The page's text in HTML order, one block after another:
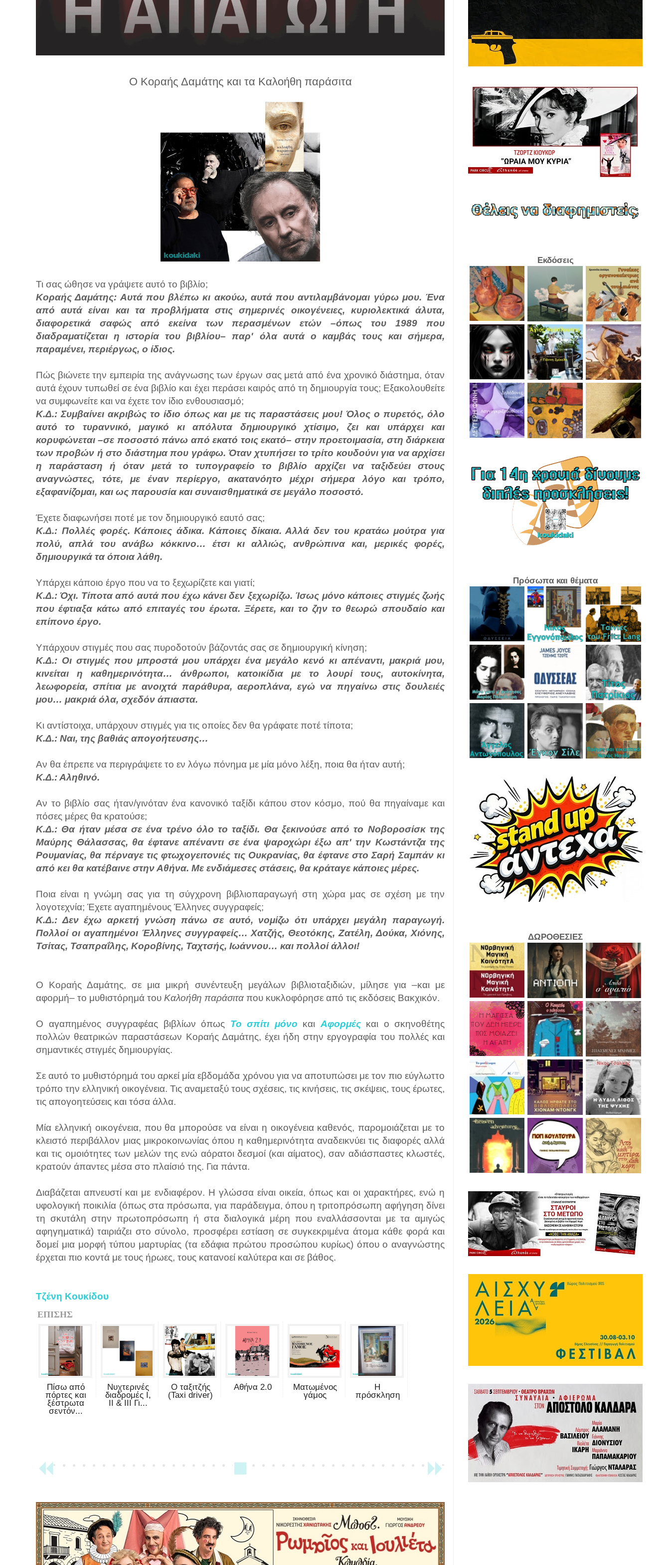
Ο Κοραής Δαμάτης και τα Καλοήθη παράσιτα
Τι σας ώθησε να γράψετε αυτό το βιβλίο;
Κοραής Δαμάτης: Αυτά που βλέπω κι ακούω, αυτά που αντιλαμβάνομαι γύρω μου. Ένα
από αυτά είναι και τα προβλήματα στις σημερινές οικογένειες, κυριολεκτικά άλυτα,
διαφορετικά σαφώς από εκείνα των περασμένων ετών –όπως του 1989 που
διαδραματίζεται η ιστορία του βιβλίου– παρ' όλα αυτά ο καμβάς τους και σήμερα,
παραμένει, περιέργως, ο ίδιος.
Πώς βιώνετε την εμπειρία της ανάγνωσης των έργων σας μετά από ένα χρονικό διάστημα, όταν
αυτά έχουν τυπωθεί σε ένα βιβλίο και έχει περάσει καιρός από τη δημιουργία τους; Εξακολουθείτε
να συμφωνείτε και να έχετε τον ίδιο ενθουσιασμό;
Κ.Δ.: Συμβαίνει ακριβώς το ίδιο όπως και με τις παραστάσεις μου! Όλος ο πυρετός, όλο
αυτό το τυραννικό, μαγικό κι απόλυτα δημιουργικό χτίσιμο, ζει και υπάρχει και
κορυφώνεται –σε ποσοστό πάνω από εκατό τοις εκατό– στην προετοιμασία, στη διάρκεια
των προβών ή στο διάστημα που γράφω. Όταν χτυπήσει το τρίτο κουδούνι για να αρχίσει
η παράσταση ή όταν μετά το τυπογραφείο το βιβλίο αρχίζει να ταξιδεύει στους
αναγνώστες, τότε, με έναν περίεργο, ακατανόητο μέχρι σήμερα λόγο και τρόπο,
εξαφανίζομαι, και ως παρουσία και συναισθηματικά σε μεγάλο ποσοστό.
Έχετε διαφωνήσει ποτέ με τον δημιουργικό εαυτό σας;
Κ.Δ.: Πολλές φορές. Κάποιες άδικα. Κάποιες δίκαια. Αλλά δεν του κρατάω μούτρα για
πολύ, απλά του ανάβω κόκκινο… έτσι κι αλλιώς, ανθρώπινα και, μερικές φορές,
δημιουργικά τα όποια λάθη.
Υπάρχει κάποιο έργο που να το ξεχωρίζετε και γιατί;
Κ.Δ.: Όχι. Τίποτα από αυτά που έχω κάνει δεν ξεχωρίζω. Ίσως μόνο κάποιες στιγμές ζωής
που έφτιαξα κάτω από επιταγές του έρωτα. Ξέρετε, και το ζην το θεωρώ σπουδαίο και
επίπονο έργο.
Υπάρχουν στιγμές που σας πυροδοτούν βάζοντάς σας σε δημιουργική κίνηση;
Κ.Δ.: Οι στιγμές που μπροστά μου υπάρχει ένα μεγάλο κενό κι απέναντι, μακριά μου,
κινείται η καθημερινότητα… άνθρωποι, κατοικίδια με το λουρί τους, αυτοκίνητα,
λεωφορεία, σπίτια με ανοιχτά παράθυρα, αεροπλάνα, εγώ να πηγαίνω στις δουλειές
μου… μακριά όλα, σχεδόν άπιαστα.
Κι αντίστοιχα, υπάρχουν στιγμές για τις οποίες δεν θα γράφατε ποτέ τίποτα;
Κ.Δ.: Ναι, της βαθιάς απογοήτευσης…
Αν θα έπρεπε να περιγράψετε το εν λόγω πόνημα με μία μόνο λέξη, ποια θα ήταν αυτή;
Κ.Δ.: Αληθινό.
Αν το βιβλίο σας ήταν/γινόταν ένα κανονικό ταξίδι κάπου στον κόσμο, πού θα πηγαίναμε και
πόσες μέρες θα κρατούσε;
Κ.Δ.: Θα ήταν μέσα σε ένα τρένο όλο το ταξίδι. Θα ξεκινούσε από το Νοβοροσίσκ της
Μαύρης Θάλασσας, θα έφτανε απέναντι σε ένα ψαροχώρι έξω απ' την Κωστάντζα της
Ρουμανίας, θα πέρναγε τις φτωχογειτονιές τις Ουκρανίας, θα έφτανε στο Σαρή Σαμπάν κι
από κει θα κατέβαινε στην Αθήνα. Με ενδιάμεσες στάσεις, θα κράταγε κάποιες μέρες.
Ποια είναι η γνώμη σας για τη σύγχρονη βιβλιοπαραγωγή στη χώρα μας σε σχέση με την
λογοτεχνία; Έχετε αγαπημένους Έλληνες συγγραφείς;
Κ.Δ.: Δεν έχω αρκετή γνώση πάνω σε αυτό, νομίζω ότι υπάρχει μεγάλη παραγωγή.
Πολλοί οι αγαπημένοι Έλληνες συγγραφείς… Χατζής, Θεοτόκης, Ζατέλη, Δούκα, Χιόνης,
Τσίτας, Τσαπραΐλης, Κοροβίνης, Ταχτσής, Ιωάννου… και πολλοί άλλοι!
Ο Κοραής Δαμάτης, σε μια μικρή συνέντευξη μεγάλων βιβλιοταξιδιών, μίλησε για –και με
αφορμή– το μυθιστόρημά του Καλοήθη παράσιτα που κυκλοφόρησε από τις εκδόσεις Βακχικόν.
Ο αγαπημένος συγγραφέας βιβλίων όπως Το σπίτι μόνο και Αφορμές και ο σκηνοθέτης
πολλών θεατρικών παραστάσεων Κοραής Δαμάτης, έχει ήδη στην εργογραφία του πολλές και
σημαντικές στιγμές δημιουργίας.
Σε αυτό το μυθιστόρημά του αρκεί μία εβδομάδα χρόνου για να αποτυπώσει με τον πιο εύγλωττο
τρόπο την ελληνική οικογένεια. Τις αναμεταξύ τους σχέσεις, τις κινήσεις, τις σκέψεις, τους έρωτες,
τις απογοητεύσεις και τόσα άλλα.
Μία ελληνική οικογένεια, που θα μπορούσε να είναι η οικογένεια καθενός, παρομοιάζεται με το
κλειστό περιβάλλον μιας μικροκοινωνίας όπου η καθημερινότητα αναδεικνύει τις διαφορές αλλά
και τις ομοιότητες των μελών της ενώ αόρατοι δεσμοί (και αίματος), σαν αδιάσπαστες κλωστές,
κρατούν άπαντες μέσα στο πλαίσιό της. Για πάντα.
Διαβάζεται απνευστί και με ενδιαφέρον. Η γλώσσα είναι οικεία, όπως και οι χαρακτήρες, ενώ η
υφολογική ποικιλία (όπως στα πρόσωπα, για παράδειγμα, όπου η τριτοπρόσωπη αφήγηση δίνει
τη σκυτάλη στην πρωτοπρόσωπη ή στα διαλογικά μέρη που εναλλάσσονται με τα αμιγώς
αφηγηματικά) ταιριάζει στο σύνολο, προσφέρει εστίαση σε συγκεκριμένα άτομα κάθε φορά και
δομεί μια μορφή τύπου μαρτυρίας (τα εδάφια πρώτου προσώπου κυρίως) όπου ο αναγνώστης
έρχεται πιο κοντά με τους ήρωες, τους κατανοεί καλύτερα και σε βάθος.
Τζένη Κουκίδου
ΕΠΙΣΗΣ
Πίσω από
πόρτες και
ξέστρωτα
σεντόν...
Νυχτερινές
διαδρομές Ι,
ΙΙ & ΙΙΙ Γι...
Ο ταξιτζής
(Taxi driver)
Αθήνα 2.0
Ματωμένος
γάμος
Η
πρόσκληση
Εκδόσεις
Πρόσωπα και θέματα
ΔΩΡΟΘΕΣΙΕΣ